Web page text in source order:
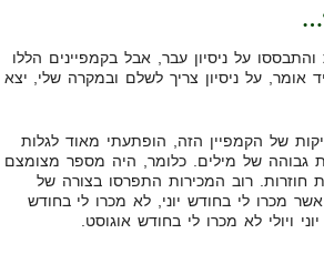
והתבססו על ניסיון עבר, אבל בקמפיינים הללו
אומר, על ניסיון צריך לשלם ובמקרה שלי, יצא
של הקמפיין הזה, הופתעתי מאוד לגלות
גבוהה של מילים. כלומר, היה מספר מצומצם
חוזרות. רוב המכירות התפרסו בצורה של
מכרו לי בחודש יוני, לא מכרו לי בחודש
ויולי לא מכרו לי בחודש אוגוסט.